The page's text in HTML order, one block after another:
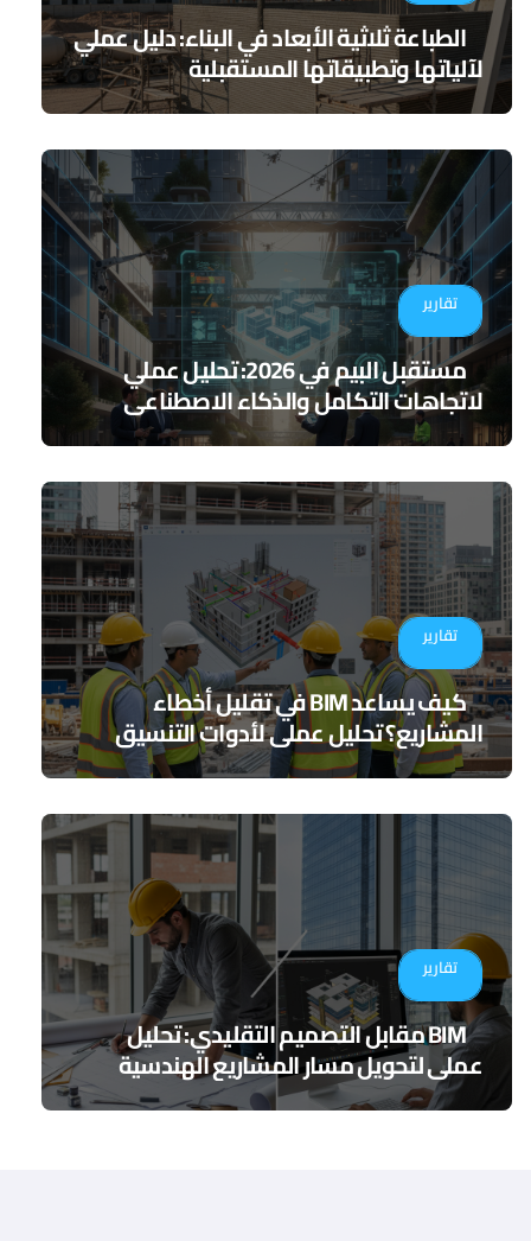
الطباعة ثلاثية الأبعاد في البناء: دليل عملي
لآلياتها وتطبيقاتها المستقبلية
تقارير
مستقبل البيم في 2026: تحليل عملي
لاتجاهات التكامل والذكاء الاصطناعي
تقارير
كيف يساعد BIM في تقليل أخطاء
المشاريع؟ تحليل عملي لأدوات التنسيق
الرقمي
تقارير
BIM مقابل التصميم التقليدي: تحليل
عملي لتحويل مسار المشاريع الهندسية